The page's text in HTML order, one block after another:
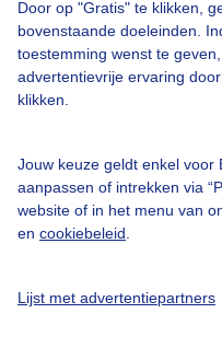
Door op "Gratis" te klikken,
bovenstaande doeleinden.
toestemming wenst te
advertentievrije ervaring
klikken.
Jouw keuze geldt enkel voor
aanpassen of intrekken via
website of in het menu van
en cookiebeleid
Lijst met advertentiepartners
Veelgestelde vragen
Contact
Toegankelijkheid
Adverteren
Buienradar Team
Privacy beleid
Privacy instellingen